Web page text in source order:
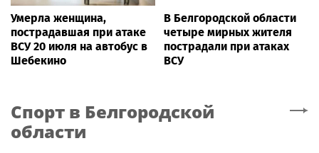
Умерла женщина,
пострадавшая при атаке
ВСУ 20 июля на автобус в
Шебекино
В Белгородской области
четыре мирных жителя
пострадали при атаках
ВСУ
Спорт в Белгородской
области